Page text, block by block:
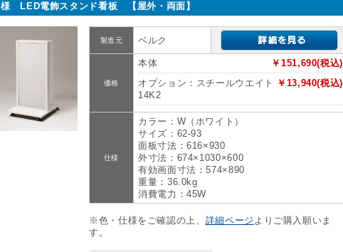
様 LED電飾スタンド看板 【屋外・両面】
製造元 ベルク
価格
￥151,690(税込)
本体
￥13,940(税込)
オプション：スチールウエイト
14K2
仕様
カラー：W（ホワイト）
サイズ：62-93
面板寸法：616×930
外寸法：674×1030×600
有効画面寸法：574×890
重量：36.0kg
消費電力：45W
※色・仕様をご確認の上、 詳細ページ よりご購入願いま
す。